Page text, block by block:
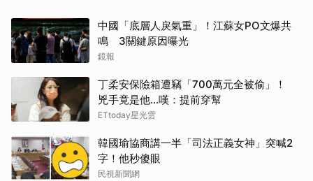
中國「底層人戾氣重」！江蘇女PO文爆共
鳴 3關鍵原因曝光
鏡報
丁柔安保險箱遭竊「700萬元全被偷」！
兇手竟是他...嘆：提前穿幫
ETtoday星光雲
韓國瑜協商講一半「司法正義女神」突喊2
字！他秒傻眼
民視新聞網